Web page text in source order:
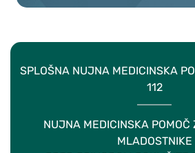
SPLOŠNA NUJNA MEDICINSKA
112
NUJNA MEDICINSKA POMOČ
MLADOSTNIKE